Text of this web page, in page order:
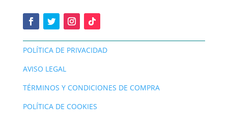
POLÍTICA DE PRIVACIDAD
AVISO LEGAL
TÉRMINOS Y CONDICIONES DE COMPRA
POLÍTICA DE COOKIES